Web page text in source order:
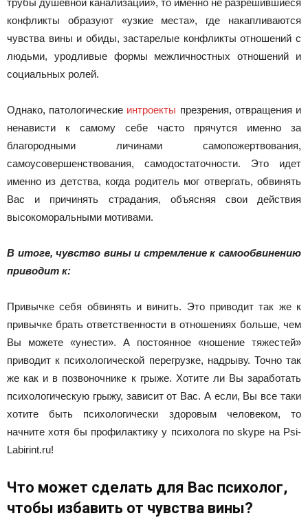
трубы душевной канализации», то именно не разрешившиеся
конфликты образуют «узкие места», где накапливаются
чувства вины и обиды, застарелые конфликты отношений с
людьми, уродливые формы межличностных отношений и
социальных ролей.
Однако, патологические интроекты презрения, отвращения и
ненависти к самому себе часто прячутся именно за
благородными личинами самопожертвования,
самоусовершенствования, самодостаточности. Это идет
именно из детства, когда родитель мог отвергать, обвинять
Вас и причинять страдания, объясняя свои действия
высокоморальными мотивами.
В итоге, чувство вины и стремление к самообвинению
приводит к:
Привычке себя обвинять и винить. Это приводит так же к
привычке брать ответственности в отношениях больше, чем
Вы можете «унести». А постоянное «ношение тяжестей»
приводит к психологической перегрузке, надрыву. Точно так
же как и в позвоночнике к грыже. Хотите ли Вы заработать
психологическую грыжу, зависит от Вас. А если, Вы все таки
хотите быть психологически здоровым человеком, то
начните хотя бы профилактику у психолога по skype на Psi-
Labirint.ru!
Что может сделать для Вас психолог,
чтобы избавить от чувства вины?